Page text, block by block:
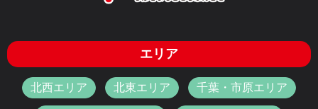
エリア
北西エリア 北東エリア 千葉・市原エリア